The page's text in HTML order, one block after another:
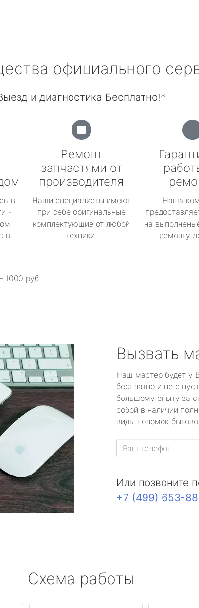
официального
и диагностика Бесплатно!*
в
-
в
Ремонт
запчастями от
производителя
Наши специалисты имеют
при себе оригинальные
комплектующие от любой
техники.
Наша
на
ремонту
1000 руб.
Вызвать
Наш мастер будет у
бесплатно и не с
большому опыту за
собой в наличии
виды поломок
Или позвоните
+7 (499) 653-
Схема работы